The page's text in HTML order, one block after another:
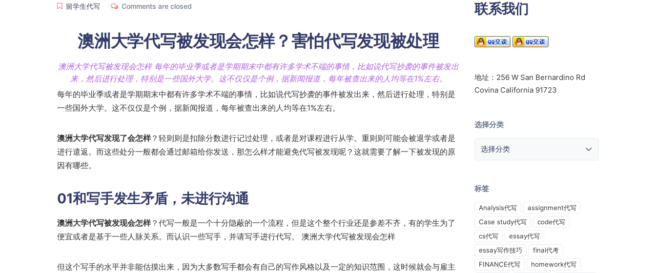
留学生代写 Comments are closed
澳洲大学代写被发现会怎样？害怕代写发现被处理
澳洲大学代写被发现会怎样 每年的毕业季或者是学期期末中都有许多学术不端的事情，比如说代写抄袭的事件被发出
来，然后进行处理，特别是一些国外大学。这不仅仅是个例，据新闻报道，每年被查出来的人均等在1%左右。
每年的毕业季或者是学期期末中都有许多学术不端的事情，比如说代写抄袭的事件被发出来，然后进行处理，特别是
一些国外大学。这不仅仅是个例，据新闻报道，每年被查出来的人均等在1%左右。
澳洲大学代写发现了会怎样？轻则则是扣除分数进行记过处理，或者是对课程进行从学。重则则可能会被退学或者是
进行遣返。而这些处分一般都会通过邮箱给你发送，那怎么样才能避免代写被发现呢？这就需要了解一下被发现的原
因有哪些。
01和写手发生矛盾，未进行沟通
澳洲大学代写被发现会怎样？代写一般是一个十分隐蔽的一个流程，但是这个整个行业还是参差不齐，有的学生为了
便宜或者是基于一些人脉关系。而认识一些写手，并请写手进行代写。 澳洲大学代写被发现会怎样
但这个写手的水平并非能估摸出来，因为大多数写手都会有自己的写作风格以及一定的知识范围，这时候就会与雇主
联系我们
地址：256 W San Bernardino Rd
Covina California 91723
选择分类
标签
Analysis代写
assignment代写
Case study代写
code代写
cs代写
essay代写
essay写作技巧
final代考
FINANCE代写
homework代写